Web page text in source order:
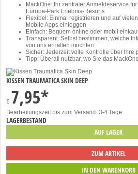
MackOne: Ihr zentraler Anmeldeservice
Europa-Park Erlebnis-Resorts
Flexibel: Einmal registrieren und auf
Mobile Apps einloggen
Einfach: Bequem online oder mobil
Transparent: Selbst bestimmen, welche
von uns erhalten möchten
Sicher: Jederzeit volle Kontrolle über Ihre
Tipp: Überall nutzbar, wo Sie das
KISSEN TRAUMATICA SKIN DEEP
€ 7,95*
Bearbeitungszeit bis zum Versand: 3-4 Tage
LAGERBESTAND
AUF LAGER
ZUM ARTIKEL